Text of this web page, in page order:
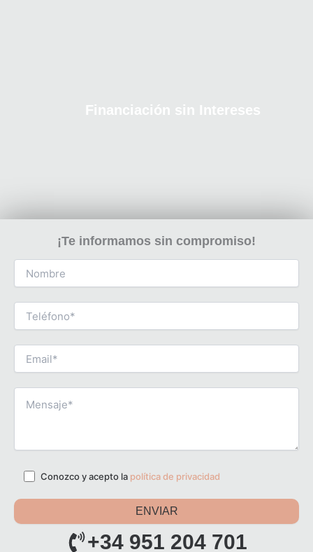
Financiación sin Intereses
¡Te informamos sin compromiso!
Conozco y acepto la política de privacidad
+34 951 204 701